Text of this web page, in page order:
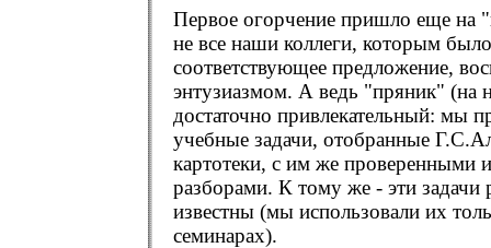
Первое огорчение пришло еще на
не все наши коллеги, которым
соответствующее предложение,
энтузиазмом. А ведь "пряник" (на
достаточно привлекательный: мы
учебные задачи, отобранные
картотеки, с им же проверенными
разборами. К тому же - эти
известны (мы использовали их
семинарах).